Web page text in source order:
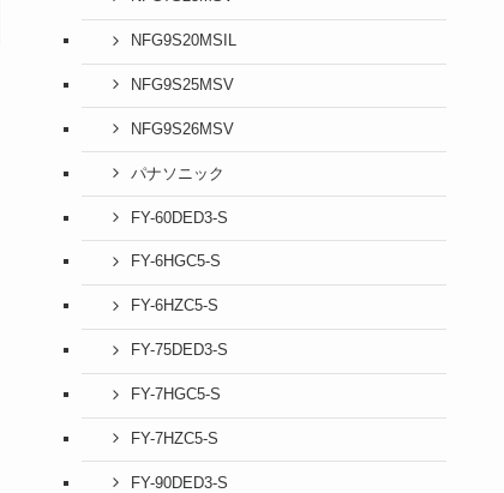
NFG9S20MSIL
NFG9S25MSV
NFG9S26MSV
パナソニック
FY-60DED3-S
FY-6HGC5-S
FY-6HZC5-S
FY-75DED3-S
FY-7HGC5-S
FY-7HZC5-S
FY-90DED3-S